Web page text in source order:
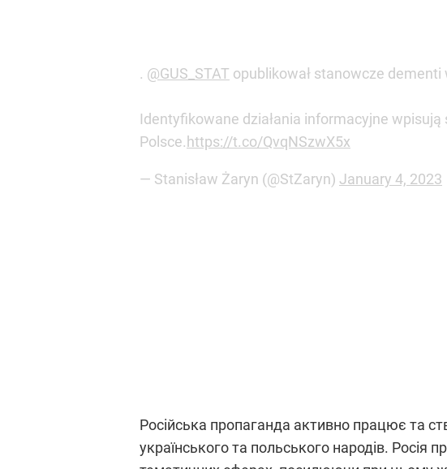
українського та польського народів. Росія
тематичних сферах, посилюючи при цьому
інформаційно-психологічних операцій”, –
Powyższy artykuł, którego autorem jest Anastasija Bohdan dostępny jest
powstał w ramach zadania publicznego zleconego przez Prezesa Rady